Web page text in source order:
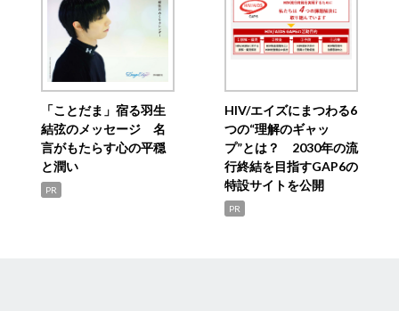
「ことだま」宿る羽生
結弦のメッセージ 名
言がもたらす心の平穏
と潤い
PR
HIV/エイズにまつわる6
つの“理解のギャッ
プ”とは？ 2030年の流
行終結を目指すGAP6の
特設サイトを公開
PR